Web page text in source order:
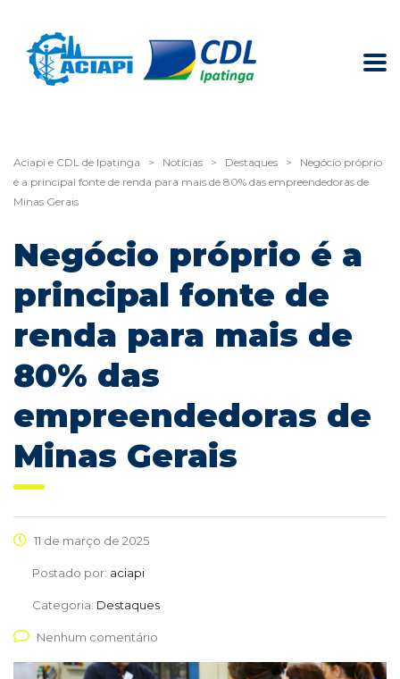
Aciapi e CDL de Ipatinga > Notícias > Destaques >
Negócio próprio
é a principal fonte de renda para mais de 80% das empreendedoras de
Minas Gerais
Negócio próprio é a
principal fonte de
renda para mais de
80% das
empreendedoras de
Minas Gerais
11 de março de 2025
Postado por: aciapi
Categoria: Destaques
Nenhum comentário